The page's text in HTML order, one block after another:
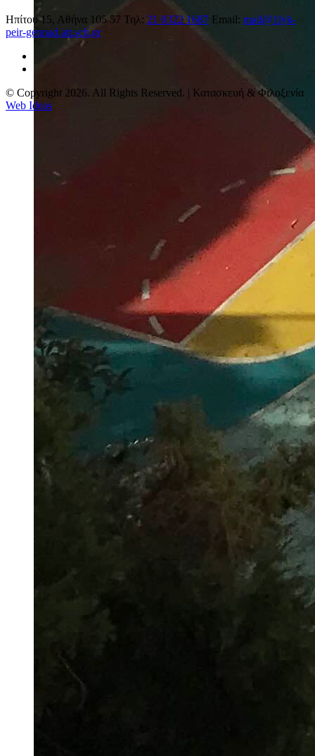
Ηπίτου 15, Αθήνα 105 57 Τηλ: 21 0322 1687 Email: mail@1lyk-
peir-gennad.att.sch.gr
© Copyright 2026. All Rights Reserved. | Κατασκευή & Φιλοξενία
Web Ideas